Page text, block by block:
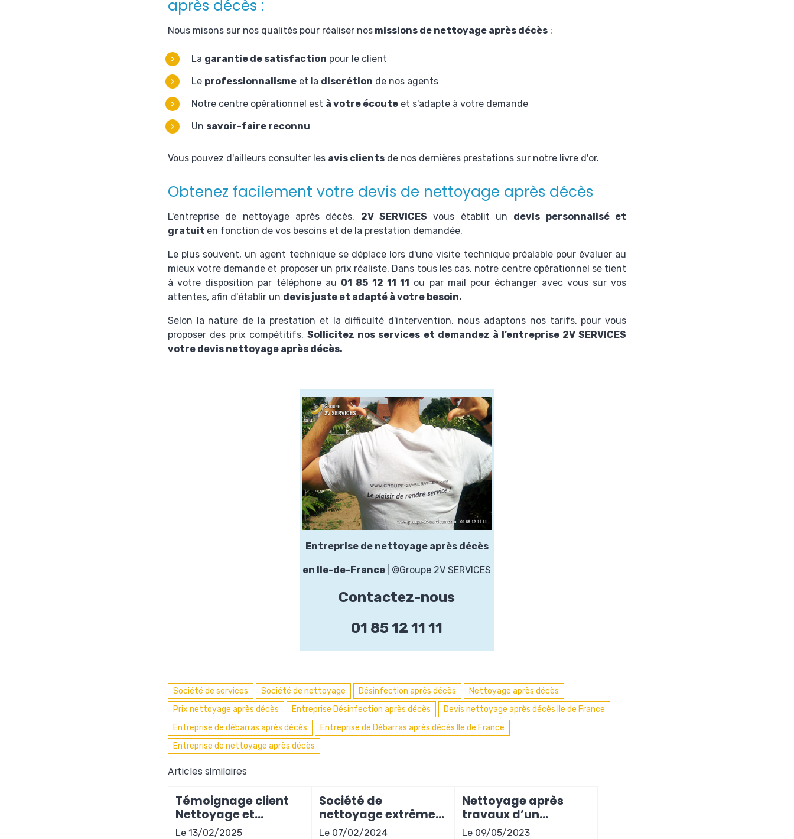
après décès :
Nous misons sur nos qualités pour réaliser nosmissions de nettoyage après décès:
​La garantie de satisfaction pour le client
Le professionnalismeet la discrétion de nos agents
Notre centre opérationnel est à votre écouteet s'adapte à votre demande
Un savoir-faire reconnu
Vous pouvez d'ailleurs consulter les avis clientsde nos dernières prestations sur notre livre d'or.
Obtenez facilement votre devis de nettoyage après décès
L'entreprise de nettoyage après décès, 2V SERVICES vous établit un devis personnalisé et
gratuit en fonction de vos besoins et de la prestation demandée.
Le plus souvent, un agent technique se déplace lors d'une visite technique préalable pour évaluer au
mieux votre demande et proposer un prix réaliste. Dans tous les cas, notre centre opérationnel se tient
à votre disposition par téléphone au 01 85 12 11 11 ou par mail pour échanger avec vous sur vos
attentes, afin d'établir un devis juste et adapté à votre besoin.
Selon la nature de la prestation et la difficulté d'intervention, nous adaptons nos tarifs, pour vous
proposer des prix compétitifs.Sollicitez nos services et demandez à l’entreprise 2V SERVICES
votredevis nettoyage après décès.
Entreprise de nettoyage après décès
en Ile-de-France | ©Groupe 2V SERVICES
Contactez-nous
01 85 12 11 11
Société de services Société de nettoyage Désinfection après décès
Nettoyage après décès
Prix nettoyage après décès
Entreprise Désinfection après décès
Devis nettoyage après décès Ile de France
Entreprise de débarras après décès
Entreprise de Débarras après décès Ile de France
Entreprise de nettoyage après décès
Articles similaires
Témoignage client
Nettoyage et
désinfection suite à
Le 13/02/2025
Société de
nettoyage extrême
en Gironde
Le 07/02/2024
Nettoyage après
travaux d’un
appartement à Paris
Le 09/05/2023